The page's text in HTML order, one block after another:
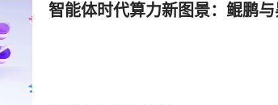
智能体时代算力新图景：鲲鹏